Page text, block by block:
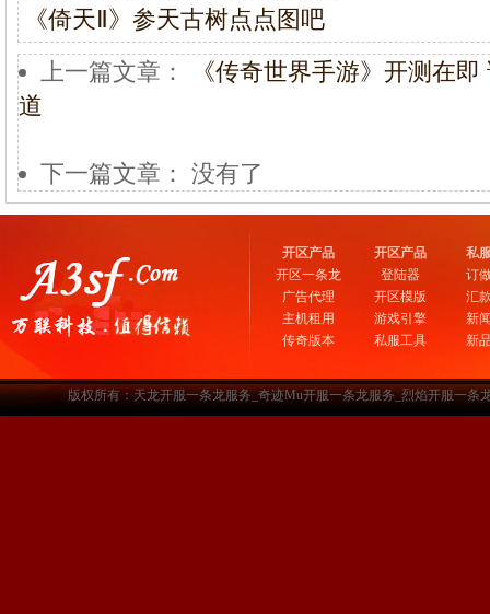
《倚天Ⅱ》参天古树点点图吧
上一篇文章：
《传奇世界手游》开测在
道
下一篇文章： 没有了
开区产品
开区一条龙
广告代理
主机租用
传奇版本
开区产品
登陆器
开区模版
游戏引擎
私服工具
私
订
汇
新
新
版权所有：天龙开服一条龙服务_奇迹Mu开服一条龙服务_烈焰开服一条